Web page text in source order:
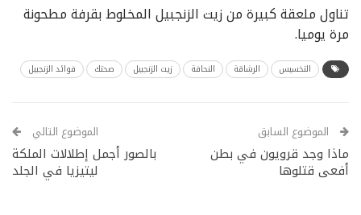
تناول ملعقة كبيرة من زيت الزنجبيل المخلوط بقرفة مطحونة
مرة يوميا.
التخسيس الرشاقة النحافة زيت الزنجبيل صحتك فوائد الزنجبيل
الموضوع السابق
ماذا وجد قرويون في بطن
أفعى قتلوها
الموضوع التالي
بالصور أجمل إطلالات الملكة
ليتيزيا في الجلد